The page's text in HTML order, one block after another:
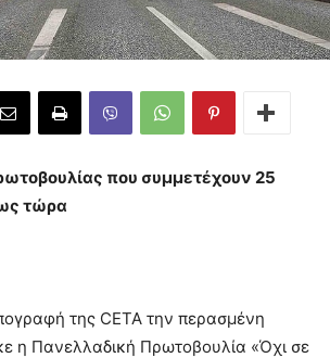
που συμμετέχουν 25
τώρα
της CETA την περασμένη
η Πανελλαδική Πρωτοβουλία «Όχι σε